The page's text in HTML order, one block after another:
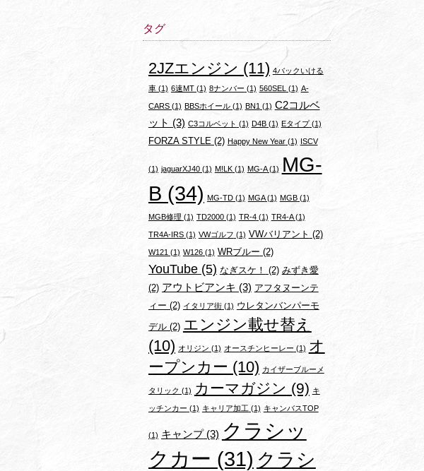
タグ
2JZエンジン (11) 4バックいける
車 (1) 6速MT(1) 8ナンバー (1) 560SEL (1) A-
CARS(1) BBSホイール(1) BN1 (1) C2コルベ
ット (3) C3コルベット (1) D4B(1) Eタイプ(1)
FORZA STYLE (2) Happy New Year(1) ISCV
(1) jaguarXJ40(1) M!LK(1) MG-A(1) MG-
B (34) MG-TD(1) MGA(1) MGB(1)
MGB修理 (1) TD2000(1) TR-4(1) TR4-A(1)
TR4A-IRS(1) VWゴルフ (1) VWバリアント (2)
W121 (1) W126(1) WRブルー (2)
YouTube(5) なぎスケ！ (2) みずき愛
(2) アウトビアンキ (3) アフタヌーンテ
ィー (2) イタリア街(1) ウレタンバンパーモ
デル(2) エンジン載せ替え
(10) オリジン (1) オースチンヒーレー (1) オ
ープンカー (10) カイザーブルーメ
タリック (1) カーマガジン (9) キ
ッチンカー (1) キャリア加工 (1) キャンバスTOP
(1) キャンプ(3) クラシッ
クカー (31) クラシ